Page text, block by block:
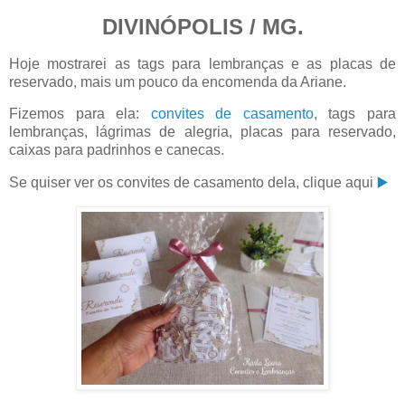
DIVINÓPOLIS / MG.
Hoje mostrarei as tags para lembranças e as placas de
reservado, mais um pouco da encomenda da Ariane.
Fizemos para ela: convites de casamento, tags para
lembranças, lágrimas de alegria, placas para reservado,
caixas para padrinhos e canecas.
Se quiser ver os convites de casamento dela, clique aqui ▶️